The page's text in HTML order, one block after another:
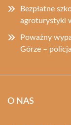
Bezpłatne
agroturystyki
Poważny
Górze –
O NAS